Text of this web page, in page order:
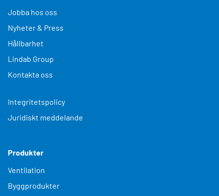
Jobba hos oss
Nyheter & Press
Hållbarhet
Lindab Group
Kontakta oss
Integritetspolicy
Juridiskt meddelande
Produkter
Ventilation
Byggprodukter